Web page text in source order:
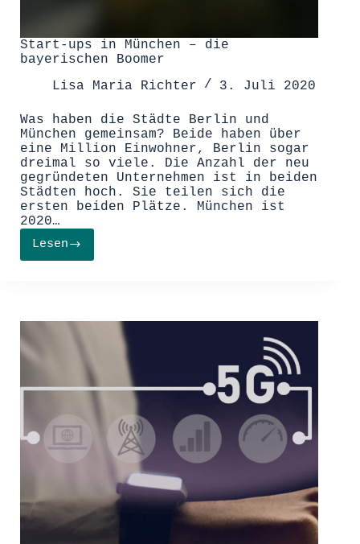
Start-ups in München – die
bayerischen Boomer
Lisa Maria Richter
3. Juli 2020
Was haben die Städte Berlin und
München gemeinsam? Beide haben über
eine Million Einwohner, Berlin sogar
dreimal so viele. Die Anzahl der neu
gegründeten Unternehmen ist in beiden
Städten hoch. Sie teilen sich die
ersten beiden Plätze. München ist
2020…
LesenStart-
ups
die
bayerischen